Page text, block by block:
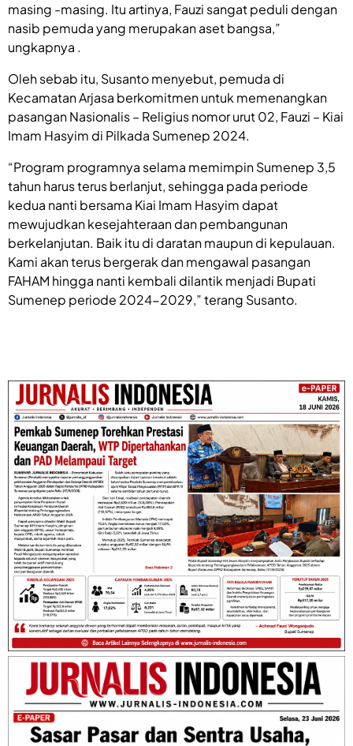
masing -masing. Itu artinya, Fauzi sangat peduli dengan
nasib pemuda yang merupakan aset bangsa,”
ungkapnya .
Oleh sebab itu, Susanto menyebut, pemuda di
Kecamatan Arjasa berkomitmen untuk memenangkan
pasangan Nasionalis – Religius nomor urut 02, Fauzi – Kiai
Imam Hasyim di Pilkada Sumenep 2024.
“Program programnya selama memimpin Sumenep 3,5
tahun harus terus berlanjut, sehingga pada periode
kedua nanti bersama Kiai Imam Hasyim dapat
mewujudkan kesejahteraan dan pembangunan
berkelanjutan. Baik itu di daratan maupun di kepulauan.
Kami akan terus bergerak dan mengawal pasangan
FAHAM hingga nanti kembali dilantik menjadi Bupati
Sumenep periode 2024-2029,” terang Susanto.